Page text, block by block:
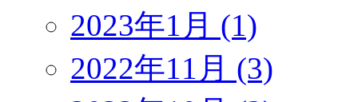
2023年1月 (1)
2022年11月 (3)